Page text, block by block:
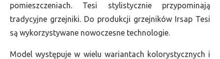
pomieszczeniach. Tesi stylistycznie przypominają
tradycyjne grzejniki. Do produkcji grzejników Irsap Tesi
są wykorzystywane nowoczesne technologie.
Model występuje w wielu wariantach kolorystycznych i